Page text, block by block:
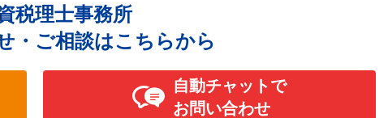
税理士事務所
・ご相談はこちらから
自動チャットで
お問い合わせ